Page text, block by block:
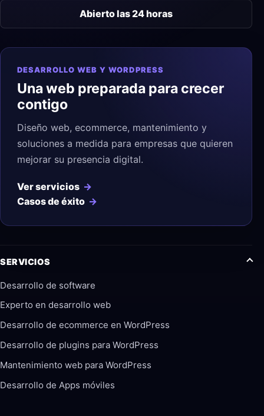
Abierto las 24 horas
DESARROLLO WEB Y WORDPRESS
Una web preparada para crecer
contigo
Diseño web, ecommerce, mantenimiento y
soluciones a medida para empresas que quieren
mejorar su presencia digital.
Ver servicios
Casos de éxito
SERVICIOS
Desarrollo de software
Experto en desarrollo web
Desarrollo de ecommerce en WordPress
Desarrollo de plugins para WordPress
Mantenimiento web para WordPress
Desarrollo de Apps móviles